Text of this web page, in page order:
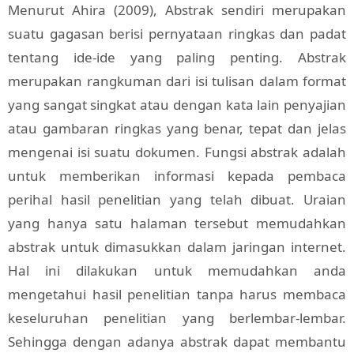
Menurut Ahira (2009), Abstrak sendiri merupakan
suatu gagasan berisi pernyataan ringkas dan padat
tentang ide-ide yang paling penting. Abstrak
merupakan rangkuman dari isi tulisan dalam format
yang sangat singkat atau dengan kata lain penyajian
atau gambaran ringkas yang benar, tepat dan jelas
mengenai isi suatu dokumen. Fungsi abstrak adalah
untuk memberikan informasi kepada pembaca
perihal hasil penelitian yang telah dibuat. Uraian
yang hanya satu halaman tersebut memudahkan
abstrak untuk dimasukkan dalam jaringan internet.
Hal ini dilakukan untuk memudahkan anda
mengetahui hasil penelitian tanpa harus membaca
keseluruhan penelitian yang berlembar-lembar.
Sehingga dengan adanya abstrak dapat membantu